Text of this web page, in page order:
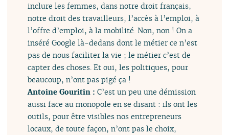
inclure les femmes, dans notre droit français,
notre droit des travailleurs, l’accès à l’emploi, à
l’offre d’emploi, à la mobilité. Non, non ! On a
inséré Google là-dedans dont le métier ce n’est
pas de nous faciliter la vie ; le métier c’est de
capter des choses. Et oui, les politiques, pour
beaucoup, n’ont pas pigé ça !
Antoine Gouritin :C’est un peu une démission
aussi face au monopole en se disant : ils ont les
outils, pour être visibles nos entrepreneurs
locaux, de toute façon, n’ont pas le choix,